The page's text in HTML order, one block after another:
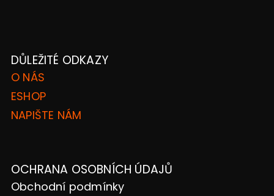
DŮLEŽITÉ ODKAZY
O NÁS
ESHOP
NAPIŠTE NÁM
OCHRANA OSOBNÍCH ÚDAJŮ
Obchodní podmínky